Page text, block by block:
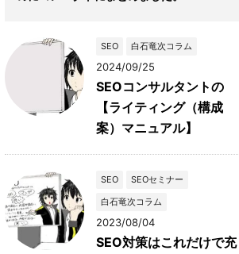
SEO 白石竜次コラム
2024/09/25
SEOコンサルタントの
【ライティング（構成
案）マニュアル】
SEO
SEOセミナー
白石竜次コラム
2023/08/04
SEO対策はこれだけで充